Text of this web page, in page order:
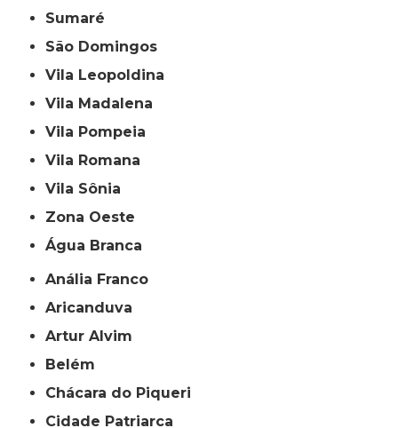
Sumaré
São Domingos
Vila Leopoldina
Vila Madalena
Vila Pompeia
Vila Romana
Vila Sônia
Zona Oeste
Água Branca
Anália Franco
Aricanduva
Artur Alvim
Belém
Chácara do Piqueri
Cidade Patriarca